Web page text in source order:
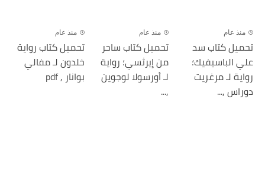
منذ عام
تحميل كتاب سد
علي الباسيفيك؛
رواية لـ مرغريت
دوراس ,...
منذ عام
تحميل كتاب ساحر
من إيرثسي؛ رواية
لـ أورسولا لوجوين
,...
منذ عام
تحميل كتاب رواية
خلدون لـ مفالي
بوانار , pdf